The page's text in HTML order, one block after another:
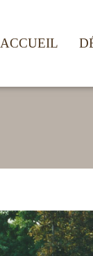
ACCUEIL